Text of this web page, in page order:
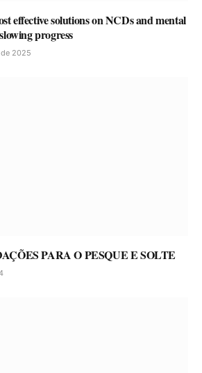
effective solutions on NCDs and mental
progress
2025
PARA O PESQUE E SOLTE